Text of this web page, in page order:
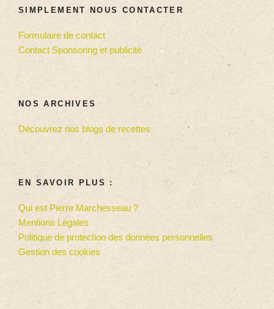
SIMPLEMENT NOUS CONTACTER
Formulaire de contact
Contact Sponsoring et publicité
NOS ARCHIVES
Découvrez nos blogs de recettes
EN SAVOIR PLUS :
Qui est Pierre Marchesseau ?
Mentions Légales
Politique de protection des données personnelles
Gestion des cookies